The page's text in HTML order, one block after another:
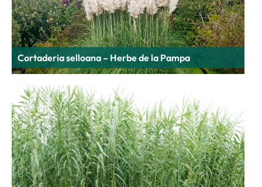
Cortaderia selloana – Herbe de la Pampa